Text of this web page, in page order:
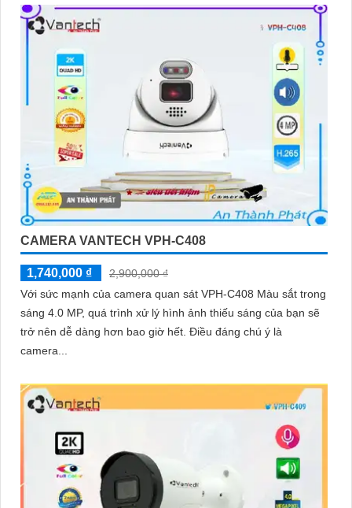
CAMERA VANTECH VPH-C408
1,740,000 ₫
2,900,000 ₫
Với sức mạnh của camera quan sát VPH-C408 Màu sắt trong
sáng 4.0 MP, quá trình xử lý hình ảnh thiếu sáng của bạn sẽ
trở nên dễ dàng hơn bao giờ hết. Điều đáng chú ý là
camera...